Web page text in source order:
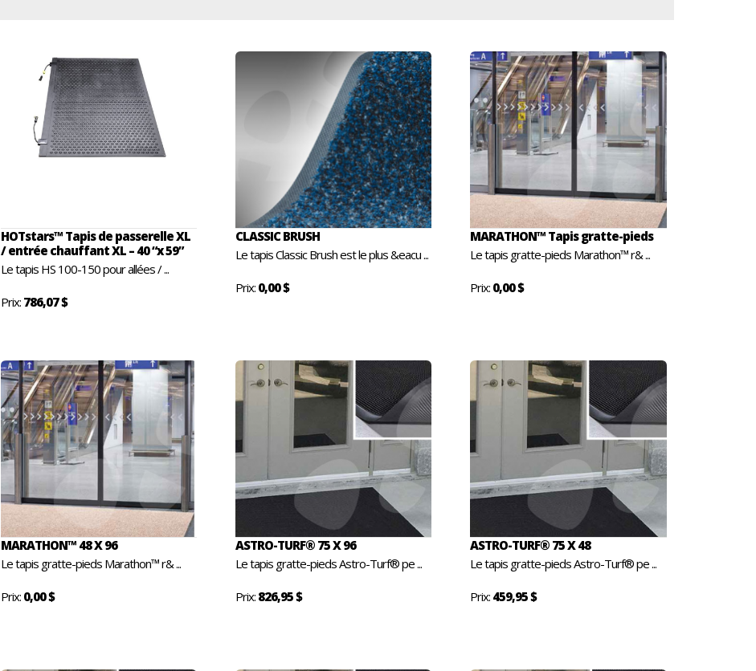
HOTstars™ Tapis de passerelle XL
/ entrée chauffant XL – 40 “x 59”
Le tapis HS 100-150 pour allées / ...
Prix: 786,07 $
CLASSIC BRUSH
Le tapis Classic Brush est le plus &eacu ...
Prix: 0,00 $
MARATHON™ Tapis gratte-pieds
Le tapis gratte-pieds Marathon™ r& ...
Prix: 0,00 $
MARATHON™ 48 X 96
Le tapis gratte-pieds Marathon™ r& ...
Prix: 0,00 $
ASTRO-TURF® 75 X 96
Le tapis gratte-pieds Astro-Turf® pe ...
Prix: 826,95 $
ASTRO-TURF® 75 X 48
Le tapis gratte-pieds Astro-Turf® pe ...
Prix: 459,95 $